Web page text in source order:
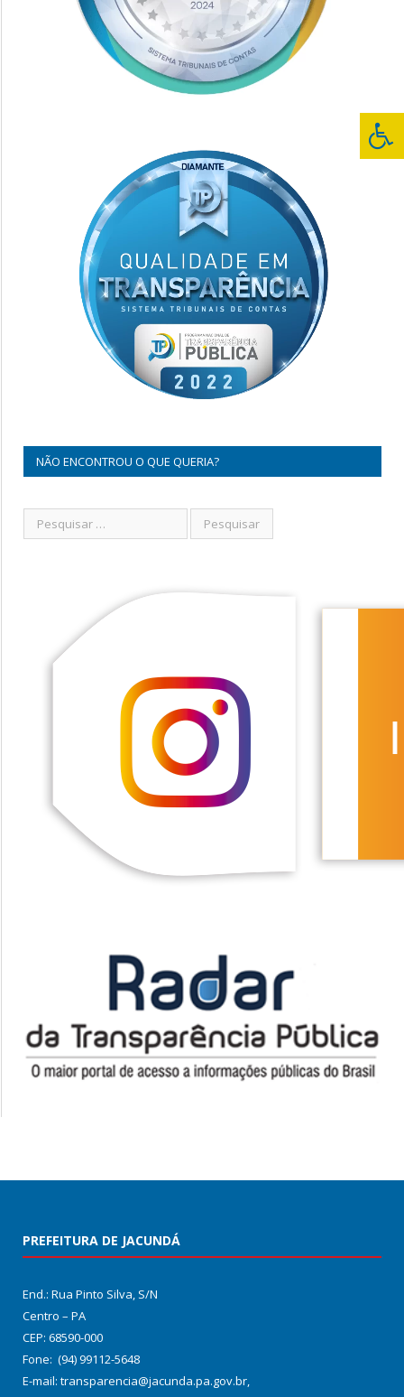
NÃO ENCONTROU O QUE QUERIA?
PREFEITURA DE JACUNDÁ
End.: Rua Pinto Silva, S/N
Centro – PA
CEP: 68590-000
Fone: (94) 99112-5648
E-mail: transparencia@jacunda.pa.gov.br,